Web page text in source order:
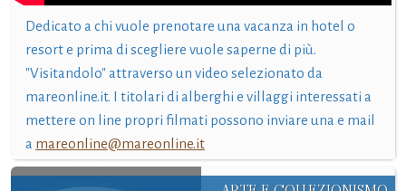
Dedicato a chi vuole prenotare una vacanza in hotel o
resort e prima di scegliere vuole saperne di più.
"Visitandolo" attraverso un video selezionato da
mareonline.it. I titolari di alberghi e villaggi interessati a
mettere on line propri filmati possono inviare una e mail
a mareonline@mareonline.it